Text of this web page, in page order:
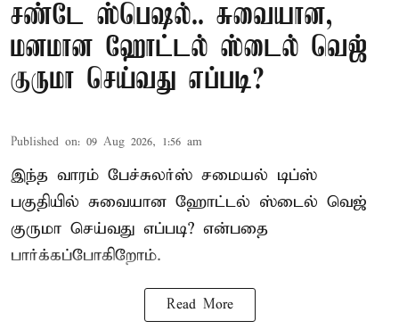
சண்டே ஸ்பெஷல்.. சுவையான,
மனமான ஹோட்டல் ஸ்டைல் வெஜ்
குருமா செய்வது எப்படி?
Published on: 09 Aug 2026, 1:56 am
இந்த வாரம் பேச்சுலர்ஸ் சமையல் டிப்ஸ்
பகுதியில் சுவையான ஹோட்டல் ஸ்டைல் வெஜ்
குருமா செய்வது எப்படி? என்பதை
பார்க்கப்போகிறோம்.
Read More